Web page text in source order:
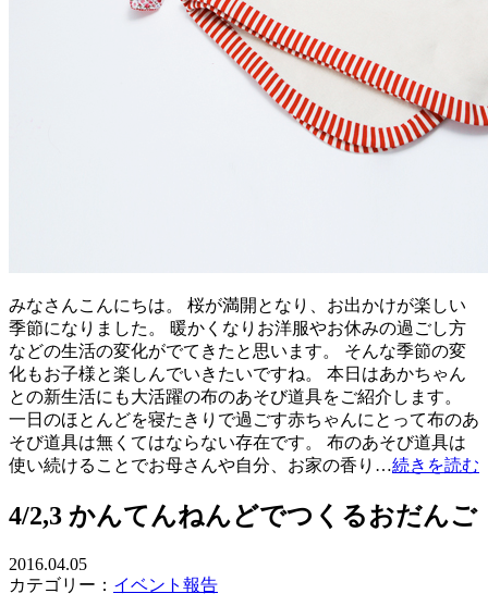
みなさんこんにちは。 桜が満開となり、お出かけが楽しい
季節になりました。 暖かくなりお洋服やお休みの過ごし方
などの生活の変化がでてきたと思います。 そんな季節の変
化もお子様と楽しんでいきたいですね。 本日はあかちゃん
との新生活にも大活躍の布のあそび道具をご紹介します。
一日のほとんどを寝たきりで過ごす赤ちゃんにとって布のあ
そび道具は無くてはならない存在です。 布のあそび道具は
使い続けることでお母さんや自分、お家の香り…続きを読む
4/2,3 かんてんねんどでつくるおだんご
2016.04.05
カテゴリー： イベント報告